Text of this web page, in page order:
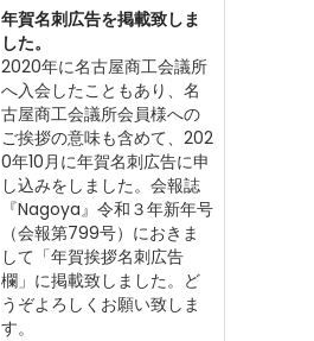
年賀名刺広告を掲載致しま
した。
2020年に名古屋商工会議所
へ入会したこともあり、名
古屋商工会議所会員様への
ご挨拶の意味も含めて、202
0年10月に年賀名刺広告に申
し込みをしました。会報誌
『Nagoya』令和３年新年号
（会報第799号）におきま
して「年賀挨拶名刺広告
欄」に掲載致しました。ど
うぞよろしくお願い致しま
す。